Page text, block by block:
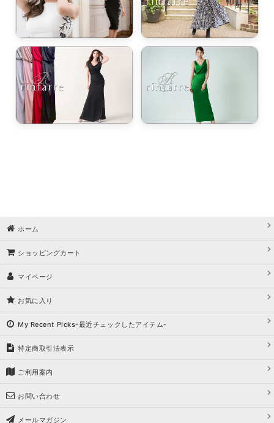
ホーム
ショッピングカート
マイページ
お気に入り
My Recent Picks-最近チェックしたアイテム-
特定商取引法表示
ご利用案内
お問い合わせ
メールマガジン